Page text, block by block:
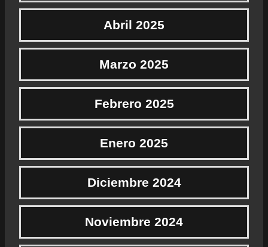
Abril 2025
Marzo 2025
Febrero 2025
Enero 2025
Diciembre 2024
Noviembre 2024